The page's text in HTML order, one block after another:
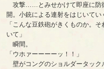
攻撃……とみせかけて即座に防
開。小銃による連射をはじいてい
「こんな豆鉄砲がきくものか。
いて」
瞬間。
「ウホァーーーーッ！！」
壁がコングのショルダータック